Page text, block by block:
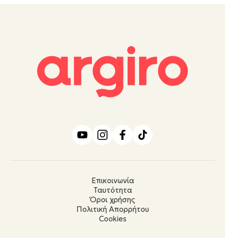
Επικοινωνία
Ταυτότητα
Όροι χρήσης
Πολιτική Απορρήτου
Cookies